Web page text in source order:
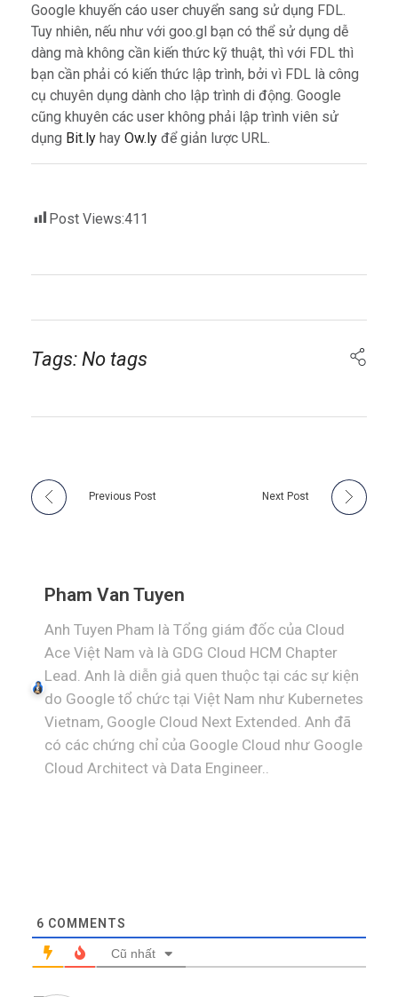
Google khuyến cáo user chuyển sang sử dụng FDL.
Tuy nhiên, nếu như với goo.gl bạn có thể sử dụng dễ
dàng mà không cần kiến thức kỹ thuật, thì với FDL thì
bạn cần phải có kiến thức lập trình, bởi vì FDL là công
cụ chuyên dụng dành cho lập trình di động. Google
cũng khuyên các user không phải lập trình viên sử
dụng Bit.ly hay Ow.ly để giản lược URL.
Post Views:411
Tags: No tags
Previous Post Next Post
Pham Van Tuyen
Anh Tuyen Pham là Tổng giám đốc của Cloud
Ace Việt Nam và là GDG Cloud HCM Chapter
Lead. Anh là diễn giả quen thuộc tại các sự kiện
do Google tổ chức tại Việt Nam như Kubernetes
Vietnam, Google Cloud Next Extended. Anh đã
có các chứng chỉ của Google Cloud như Google
Cloud Architect và Data Engineer..
6 COMMENTS
Cũ nhất